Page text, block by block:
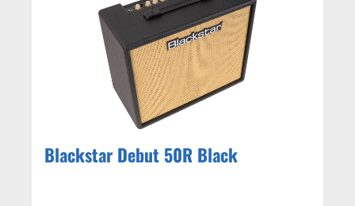
Blackstar Debut 50R Black